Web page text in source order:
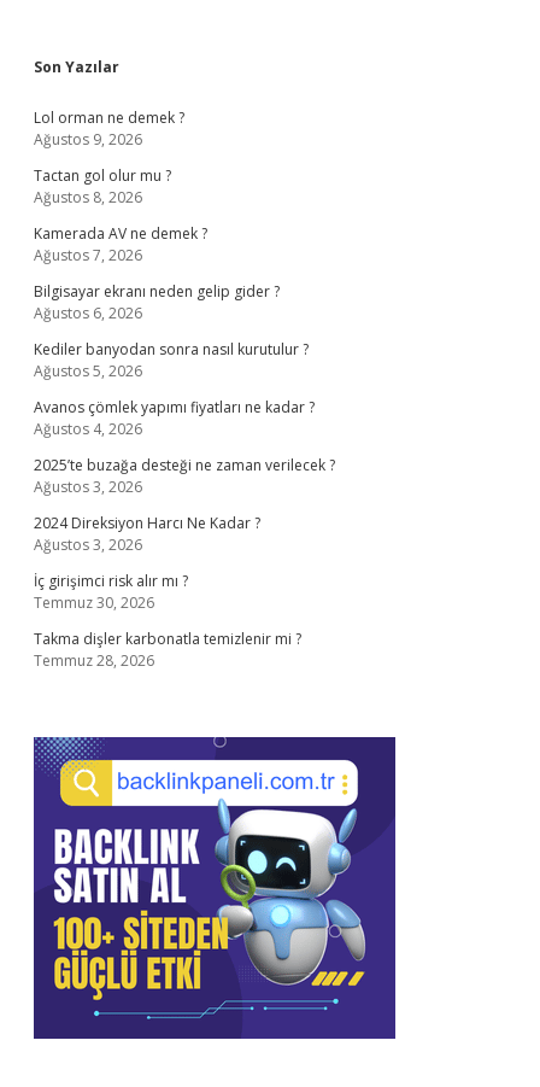
Sidebar
Son Yazılar
Lol orman ne demek ?
Ağustos 9, 2026
Tactan gol olur mu ?
Ağustos 8, 2026
Kamerada AV ne demek ?
Ağustos 7, 2026
Bilgisayar ekranı neden gelip gider ?
Ağustos 6, 2026
Kediler banyodan sonra nasıl kurutulur ?
Ağustos 5, 2026
Avanos çömlek yapımı fiyatları ne kadar ?
Ağustos 4, 2026
2025’te buzağa desteği ne zaman verilecek ?
Ağustos 3, 2026
2024 Direksiyon Harcı Ne Kadar ?
Ağustos 3, 2026
İç girişimci risk alır mı ?
Temmuz 30, 2026
Takma dişler karbonatla temizlenir mi ?
Temmuz 28, 2026